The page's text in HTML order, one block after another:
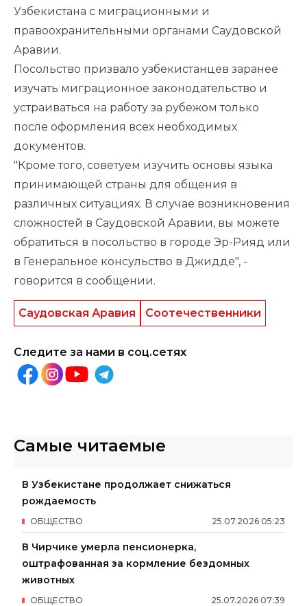
Узбекистана с миграционными и
правоохранительными органами Саудовской
Аравии.
Посольство призвало узбекистанцев заранее
изучать миграционное законодательство и
устраиваться на работу за рубежом только
после оформления всех необходимых
документов.
"Кроме того, советуем изучить основы языка
принимающей страны для общения в
различных ситуациях. В случае возникновения
сложностей в Саудовской Аравии, вы можете
обратиться в посольство в городе Эр-Рияд или
в Генеральное консульство в Джидде", -
говорится в сообщении.
Саудовская Аравия Соотечественники
Следите за нами в соц.сетях
Самые читаемые
В Узбекистане продолжает снижаться
рождаемость
25.07.2026 05:23
ОБЩЕСТВО
В Чирчике умерла пенсионерка,
оштрафованная за кормление бездомных
животных
25.07.2026 07:39
ОБЩЕСТВО